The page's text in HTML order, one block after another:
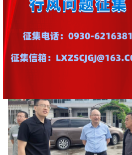
州市场监管局开展“中华经典诵读”主题党日和“七一”
州市场监管局召开党组（扩大）会议
省市场监管局对我州开展产品质量抽检回访和建筑